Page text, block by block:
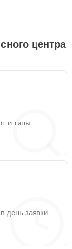
центра
и типы
день заявки